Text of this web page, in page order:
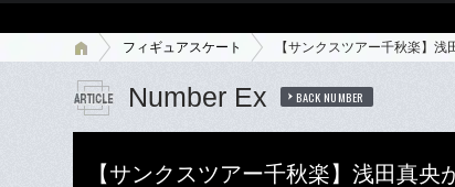
フィギュアスケート 【サンクスツアー千秋楽】
Number Ex BACK NUMBER
【サンクスツアー千秋楽】浅田真央